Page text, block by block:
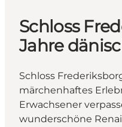
Schloss
Jahre
Schloss
märchenhaftes
Erwachsener
wunderschöne